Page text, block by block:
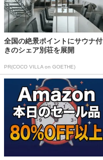
全国の絶景ポイントにサウナ付
きのシェア別荘を展開
PR(COCO VILLA on GOETHE)